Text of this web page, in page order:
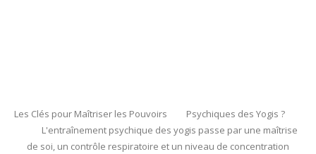
Les Clés pour Maîtriser les Pouvoirs Psychiques des Yogis ?
L'entraînement psychique des yogis passe par une maîtrise
de soi, un contrôle respiratoire et un niveau de concentration